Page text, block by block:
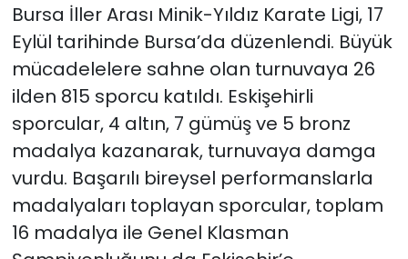
Bursa İller Arası Minik-Yıldız Karate Ligi, 17
Eylül tarihinde Bursa’da düzenlendi. Büyük
mücadelelere sahne olan turnuvaya 26
ilden 815 sporcu katıldı. Eskişehirli
sporcular, 4 altın, 7 gümüş ve 5 bronz
madalya kazanarak, turnuvaya damga
vurdu. Başarılı bireysel performanslarla
madalyaları toplayan sporcular, toplam
16 madalya ile Genel Klasman